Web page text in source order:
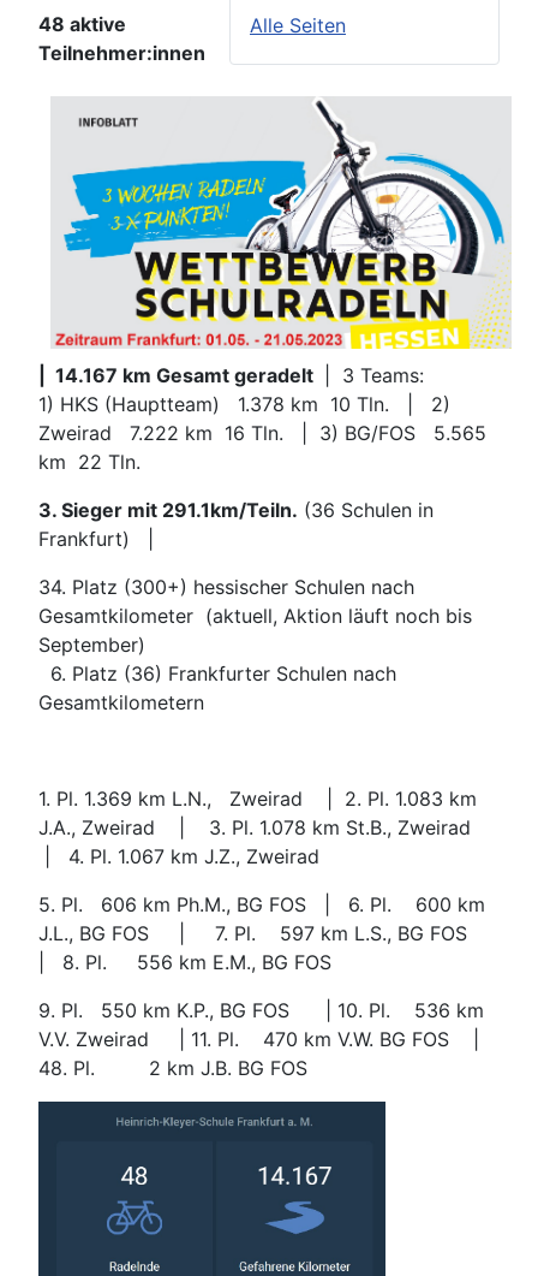
Alle Seiten
48 aktive
Teilnehmer:innen
| 14.167 km Gesamt geradelt
| 3 Teams:
1) HKS (Hauptteam) 1.378 km 10 Tln. | 2)
Zweirad 7.222 km 16 Tln. | 3) BG/FOS 5.565
km 22 Tln.
3. Sieger mit 291.1km/Teiln. (36 Schulen in
Frankfurt) |
34. Platz (300+) hessischer Schulen nach
Gesamtkilometer (aktuell, Aktion läuft noch bis
September)
6. Platz (36) Frankfurter Schulen nach
Gesamtkilometern
1. Pl. 1.369 km L.N., Zweirad | 2. Pl. 1.083 km
J.A., Zweirad | 3. Pl. 1.078 km St.B., Zweirad
| 4. Pl. 1.067 km J.Z., Zweirad
5. Pl. 606 km Ph.M., BG FOS | 6. Pl. 600 km
J.L., BG FOS | 7. Pl. 597 km L.S., BG FOS
| 8. Pl. 556 km E.M., BG FOS
9. Pl. 550 km K.P., BG FOS | 10. Pl. 536 km
V.V. Zweirad | 11. Pl. 470 km V.W. BG FOS |
48. Pl. 2 km J.B. BG FOS